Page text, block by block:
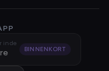
in de
BINNENKORT